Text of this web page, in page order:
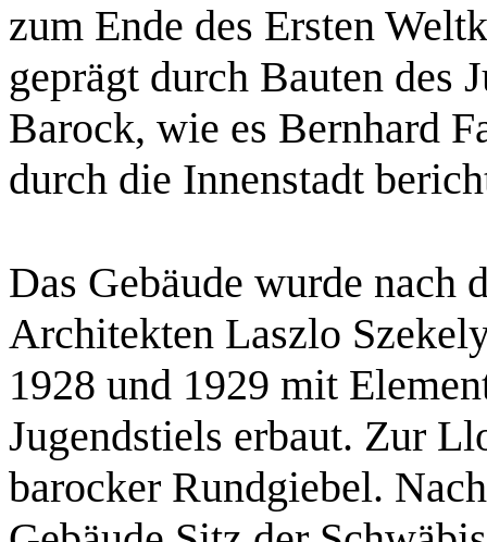
zum Ende des Ersten
geprägt durch Bauten des
Barock, wie es Bernhard
durch die Innenstadt
Das Gebäude wurde nach
Architekten Laszlo
1928 und 1929 mit
Jugendstiels erbaut. Zur
barocker Rundgiebel.